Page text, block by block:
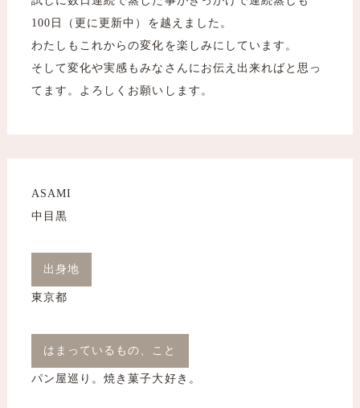
100日（更に更新中）を越えました。
わたしもこれからの変化を楽しみにしています。
​​​​​​​そして変化や実感もみなさんにお伝え出来ればと思っ
てます。よろしくお願いします。
ASAMI
​​​​​​​中目黒
出身地
東京都
はまっているもの、こと
パン屋巡り。焼き菓子大好き。